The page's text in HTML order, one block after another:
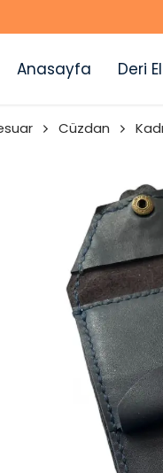
Anasayfa Deri
Cüzdan